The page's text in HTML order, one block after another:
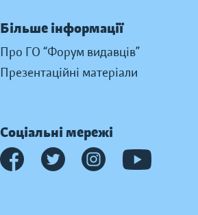
Більше інформації
Про ГО “Форум видавців”
Презентаційні матеріали
Соціальні мережі